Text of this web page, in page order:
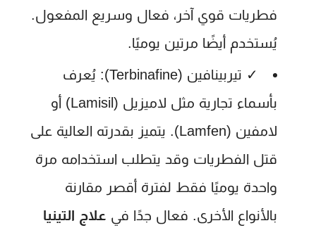
فطريات قوي آخر، فعال وسريع المفعول.
يُستخدم أيضًا مرتين يوميًا.
✓ تيربينافين (Terbinafine):
يُعرف
بأسماء تجارية مثل لاميزيل (Lamisil) أو
لامفين (Lamfen). يتميز بقدرته العالية على
قتل الفطريات وقد يتطلب استخدامه مرة
واحدة يوميًا فقط لفترة أقصر مقارنة
بالأنواع الأخرى. فعال جدًا في علاج التينيا